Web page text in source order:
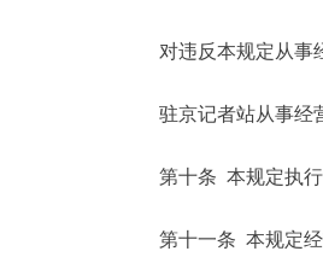
对违反本规定从事经
驻京记者站从事经营
第十条 本规定执行
第十一条 本规定经